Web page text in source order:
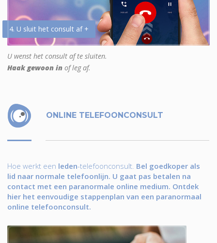
4. U sluit het consult af +
U wenst het consult af te sluiten.
Haak gewoon in of leg af.
ONLINE TELEFOONCONSULT
Hoe werkt een leden-telefoonconsult. Bel goedkoper als
lid naar normale telefoonlijn. U gaat pas betalen na
contact met een paranormale online medium. Ontdek
hier het eenvoudige stappenplan van een paranormaal
online telefoonconsult.